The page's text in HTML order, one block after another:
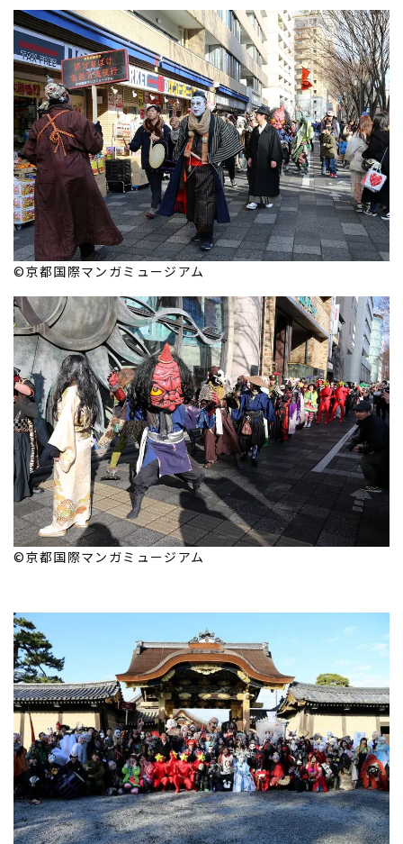
©京都国際マンガミュージアム
©京都国際マンガミュージアム